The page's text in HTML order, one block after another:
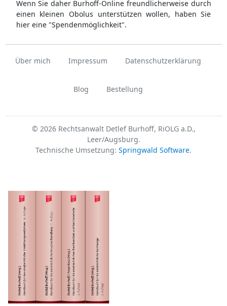
Wenn Sie daher Burhoff-Online freundlicherweise durch
einen kleinen Obolus unterstützen wollen, haben Sie
hier eine "Spendenmöglichkeit".
Über mich Impressum Datenschutzerklärung
Blog Bestellung
© 2026 Rechtsanwalt Detlef Burhoff, RiOLG a.D.,
Leer/Augsburg.
Technische Umsetzung: Springwald Software.